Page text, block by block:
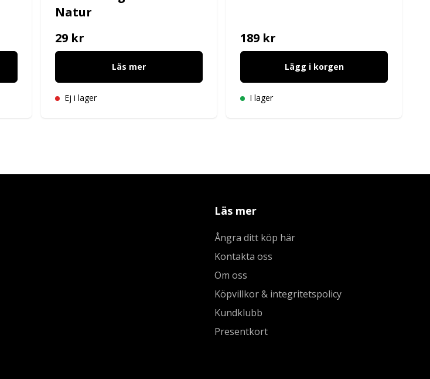
Natur
29 kr
Läs mer
Ej i lager
189 kr
Lägg i korgen
I lager
Läs mer
Ångra ditt köp här
Kontakta oss
Om oss
Köpvillkor & integritetspolicy
Kundklubb
Presentkort